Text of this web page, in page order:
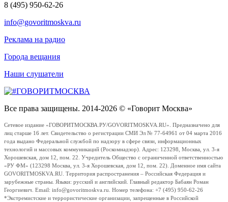
8 (495) 950-62-26
info@govoritmoskva.ru
Реклама на радио
Города вещания
Наши слушатели
Все права защищены. 2014-2026 © «Говорит Москва»
Сетевое издание «ГОВОРИТМОСКВА.РУ/GOVORITMOSKVA.RU». Предназначено для
лиц старше 16 лет. Свидетельство о регистрации СМИ Эл № 77-64961 от 04 марта 2016
года выдано Федеральной службой по надзору в сфере связи, информационных
технологий и массовых коммуникаций (Роскомнадзор). Адрес: 123298, Москва, ул. 3-я
Хорошевская, дом 12, пом. 22. Учредитель Общество с ограниченной ответственностью
«РУ ФМ» (123298 Москва, ул. 3-я Хорошевская, дом 12, пом. 22). Доменное имя сайта
GOVORITMOSKVA.RU. Территория распространения – Российская Федерация и
зарубежные страны. Языки: русский и английский. Главный редактор Бабаян Роман
Георгиевич. Email: info@govoritmoskva.ru. Номер телефона: +7 (495) 950-62-26
*Экстремистские и террористические организации, запрещенные в Российской